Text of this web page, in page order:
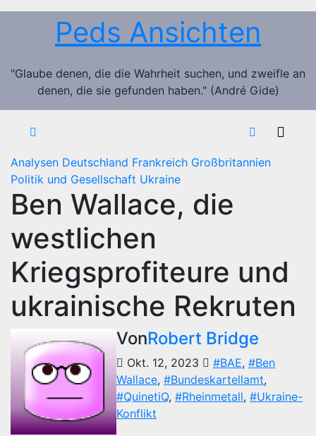
Zum
Peds Ansichten
"Glaube denen, die die Wahrheit suchen, und zweifle an
denen, die sie gefunden haben." (André Gide)
Analysen Deutschland Frankreich Großbritannien
Politik und Gesellschaft Ukraine
Ben Wallace, die
westlichen
Kriegsprofiteure und
ukrainische Rekruten
VonRobert Bridge
Okt. 12, 2023 #BAE, #Ben
Wallace, #Bundeskartellamt,
#QuinetiQ, #Rheinmetall, #Ukraine-
Konflikt